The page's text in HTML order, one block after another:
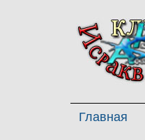
Главная